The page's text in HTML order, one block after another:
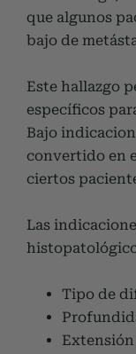
que algunos
bajo de
Este hallazgo
específicos
Bajo
convertido en
ciertos
Las
Tipo de